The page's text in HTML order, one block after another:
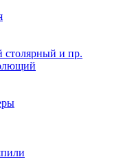
столярный и пр.